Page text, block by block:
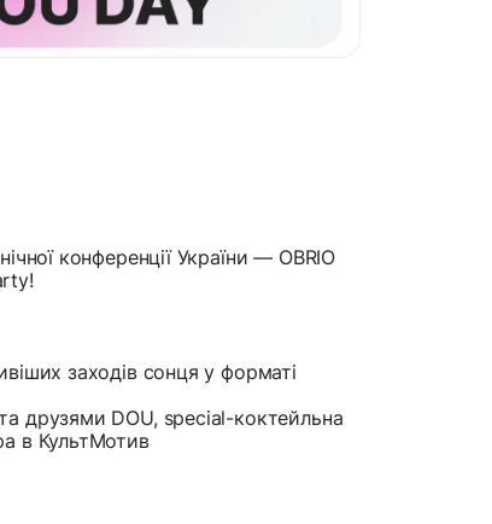
конференції України — OBRIO
заходів сонця у форматі
друзями DOU, special-коктейльна
в КультМотив